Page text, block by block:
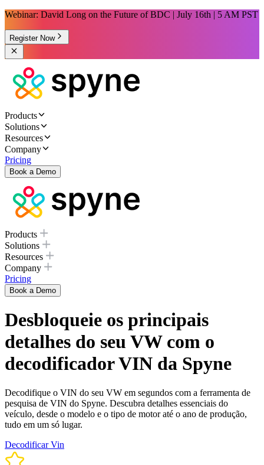
Webinar: David Long on the Future of BDC | July 16th | 5 AM PST
Register Now
Products
Solutions
Resources
Company
Pricing
Book a Demo
Products
Solutions
Resources
Company
Pricing
Book a Demo
Desbloqueie os principais
detalhes do seu VW com o
decodificador VIN da Spyne
Decodifique o VIN do seu VW em segundos com a ferramenta de
pesquisa de VIN do Spyne. Descubra detalhes essenciais do
veículo, desde o modelo e o tipo de motor até o ano de produção,
tudo em um só lugar.
Decodificar Vin